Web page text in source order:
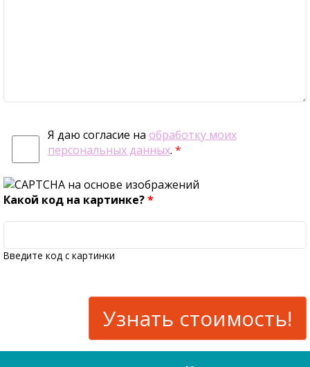
Я даю согласие на обработку моих
персональных данных. *
Какой код на картинке?*
Введите код с картинки